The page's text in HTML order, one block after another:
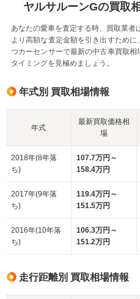
ヤルサルーンGの買取
あなたの愛車を査定する時、買取業者
より高額な査定金額を引き出すため
つカーセンサーで最新の中古車買取
タイミングを見極めましょう。
年式別 買取相場情報
年式
最新買取価格相
場
2018年(8年落
ち)
107.7万円～
158.4万円
2017年(9年落
ち)
119.4万円～
151.5万円
2016年(10年落
ち)
106.3万円～
151.2万円
走行距離別 買取相場情報